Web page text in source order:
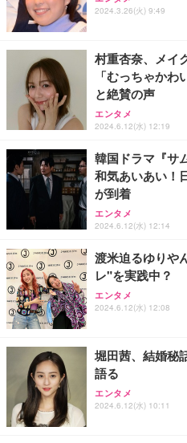
4GHz Type-C 充電
対応 ブラック TK-
R-3000AX4P/NBK (×
2024.3.26(火) 9:49
村重杏奈、メイ
「むっちゃかわ
と絶賛の声
エンタメ
2024.6.12(水) 12:19
韓国ドラマ『サ
和気あいあい！
が到着
エンタメ
2024.6.12(水) 12:14
渡米迫るゆりや
レ"を実践中？
エンタメ
2024.6.12(水) 12:08
堀田茜、結婚秘
語る
エンタメ
2024.6.12(水) 10:11